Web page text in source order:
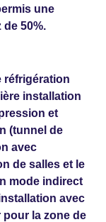
une
50%.
réfrigération
installation
et
(tunnel de
avec
de salles et le
mode indirect
avec
la zone de